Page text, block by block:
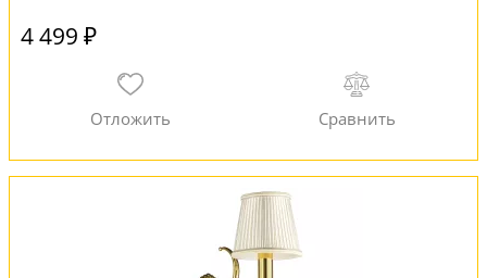
4 499 ₽